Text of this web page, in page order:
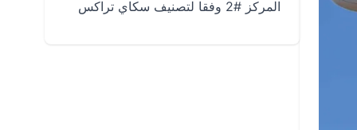
المركز #2 وفقا لتصنيف سكاي تراكس